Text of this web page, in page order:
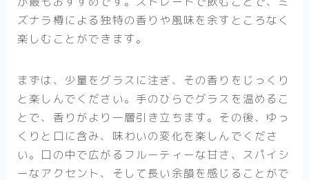
ズナラ樽による独特の香りや風味を余すところなく
楽しむことができます。
まずは、少量をグラスに注ぎ、その香りをじっくり
と楽しんでください。手のひらでグラスを温めるこ
とで、香りがより一層引き立ちます。その後、ゆっ
くりと口に含み、味わいの変化を楽しんでくださ
い。口の中で広がるフルーティーな甘さ、スパイシ
ーなアクセント、そして長い余韻を感じることがで